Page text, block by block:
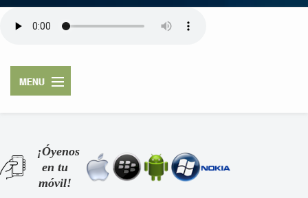
SHOWS
¡Óyenos
en tu
móvil!